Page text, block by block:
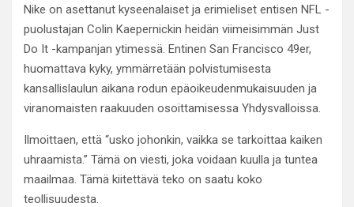
Nike on asettanut kyseenalaiset ja erimieliset entisen NFL -
puolustajan Colin Kaepernickin heidän viimeisimmän Just
Do It -kampanjan ytimessä. Entinen San Francisco 49er,
huomattava kyky, ymmärretään polvistumisesta
kansallislaulun aikana rodun epäoikeudenmukaisuuden ja
viranomaisten raakuuden osoittamisessa Yhdysvalloissa.
Ilmoittaen, että “usko johonkin, vaikka se tarkoittaa kaiken
uhraamista.” Tämä on viesti, joka voidaan kuulla ja tuntea
maailmaa. Tämä kiitettävä teko on saatu koko
teollisuudesta.